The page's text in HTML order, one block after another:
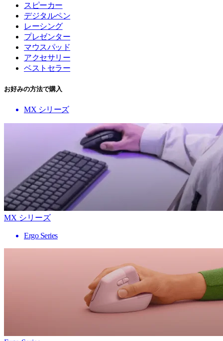
スピーカー
デジタルペン
レーシング
プレゼンター
マウスパッド
アクセサリー
ベストセラー
お好みの方法で購入
MX シリーズ
MX シリーズ
Ergo Series